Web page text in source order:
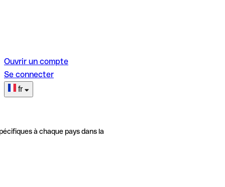
Ouvrir un compte
Se connecter
fr
à chaque pays dans la